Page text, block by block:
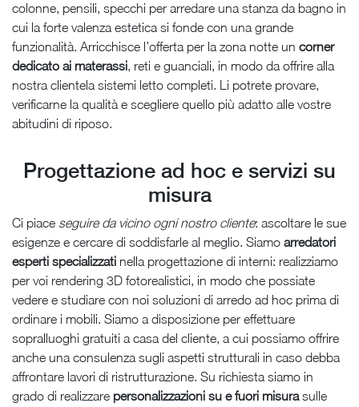
colonne, pensili, specchi per arredare una stanza da bagno in
cui la forte valenza estetica si fonde con una grande
funzionalità. Arricchisce l’offerta per la zona notte un corner
dedicato ai materassi, reti e guanciali, in modo da offrire alla
nostra clientela sistemi letto completi. Li potrete provare,
verificarne la qualità e scegliere quello più adatto alle vostre
abitudini di riposo.
Progettazione ad hoc e servizi su
misura
Ci piace seguire da vicino ogni nostro cliente: ascoltare le sue
esigenze e cercare di soddisfarle al meglio. Siamo arredatori
esperti specializzati nella progettazione di interni: realizziamo
per voi rendering 3D fotorealistici, in modo che possiate
vedere e studiare con noi soluzioni di arredo ad hoc prima di
ordinare i mobili. Siamo a disposizione per effettuare
sopralluoghi gratuiti a casa del cliente, a cui possiamo offrire
anche una consulenza sugli aspetti strutturali in caso debba
affrontare lavori di ristrutturazione. Su richiesta siamo in
grado di realizzare personalizzazioni su e fuori misurasulle